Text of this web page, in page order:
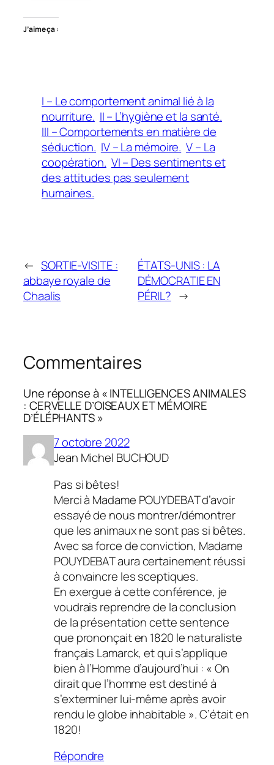
J’aime ça :
I – Le comportement animal lié à la
nourriture. II – L’hygiène et la santé.
III – Comportements en matière de
séduction. IV – La mémoire. V – La
coopération. VI – Des sentiments et
des attitudes pas seulement
humaines.
← SORTIE-VISITE :
abbaye royale de
Chaalis
ÉTATS-UNIS : LA
DÉMOCRATIE EN
PÉRIL? →
Commentaires
Une réponse à « INTELLIGENCES ANIMALES
: CERVELLE D’OISEAUX ET MÉMOIRE
D’ÉLÉPHANTS »
7 octobre 2022
Jean Michel BUCHOUD
Pas si bêtes!
Merci à Madame POUYDEBAT d’avoir
essayé de nous montrer/démontrer
que les animaux ne sont pas si bêtes.
Avec sa force de conviction, Madame
POUYDEBAT aura certainement réussi
à convaincre les sceptiques.
En exergue à cette conférence, je
voudrais reprendre de la conclusion
de la présentation cette sentence
que prononçait en 1820 le naturaliste
français Lamarck, et qui s’applique
bien à l’Homme d’aujourd’hui : « On
dirait que l’homme est destiné à
s’exterminer lui-même après avoir
rendu le globe inhabitable ». C’était en
1820!
Répondre